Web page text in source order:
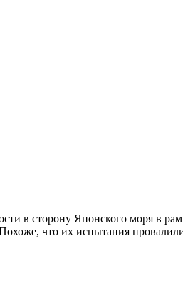
в сторону Японского моря в
что их испытания